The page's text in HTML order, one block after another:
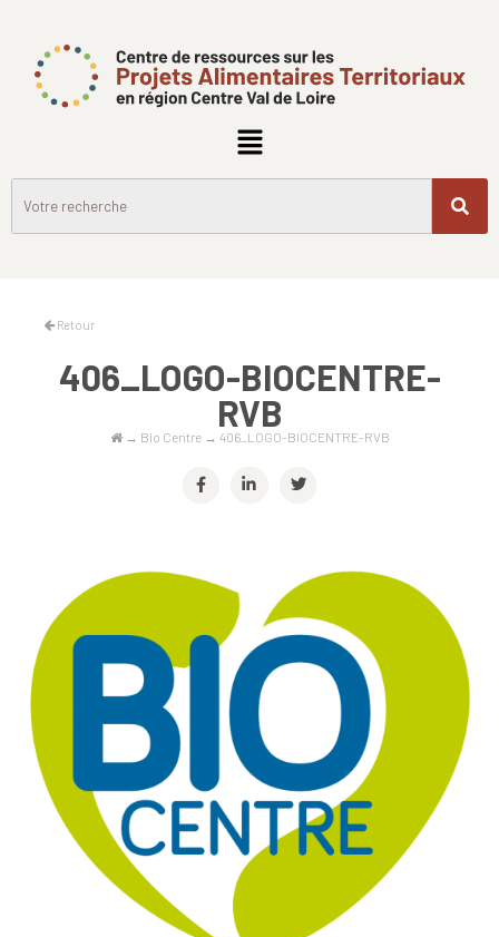
Retour
406_LOGO-BIOCENTRE-
RVB
→ Bio Centre→ 406_LOGO-BIOCENTRE-RVB